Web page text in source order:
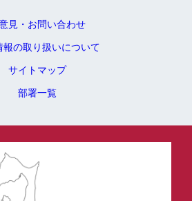
見・お問い合わせ
報の取り扱いについて
サイトマップ
部署一覧